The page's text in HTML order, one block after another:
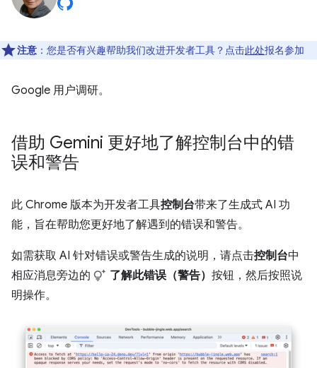
注意 ：您是否有兴趣帮助我们改进开发者工具？点击此处报名参加
Google 用户调研。
借助 Gemini 更好地了解控制台中的错
误和警告
此 Chrome 版本为开发者工具控制台带来了生成式 AI 功
能，旨在帮助您更好地了解遇到的错误和警告。
如需获取 AI 针对错误或警告生成的说明，请点击控制台中
相应消息旁边的
了解此错误（警告）按钮，然后按照说
明操作。